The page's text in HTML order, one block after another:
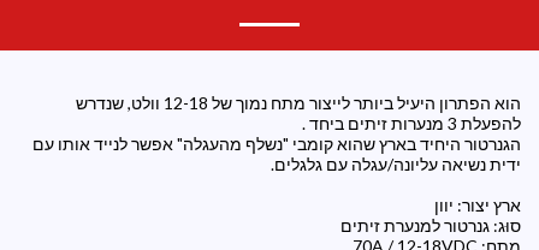
הוא הפתרון היעיל ביותר לייצור מתח נמוך של 12-18 וולט, שנדרש
הגנרטור היחיד בארץ שהוא קומבי "נשלף מהעגלה" אפשר לנייד אותו עם